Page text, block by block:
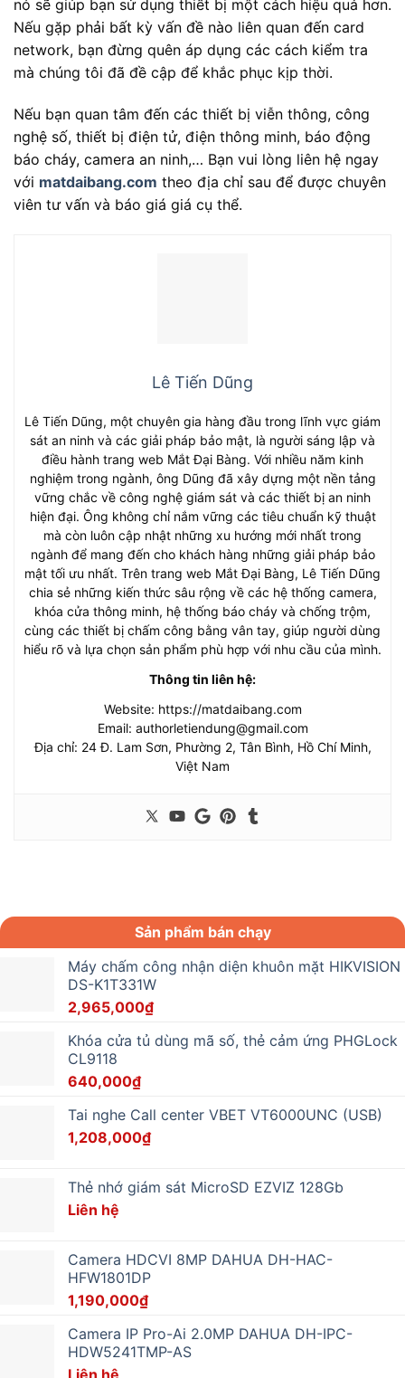
nó sẽ giúp bạn sử dụng thiết bị một cách hiệu quả hơn.
Nếu gặp phải bất kỳ vấn đề nào liên quan đến card
network, bạn đừng quên áp dụng các cách kiểm tra
mà chúng tôi đã đề cập để khắc phục kịp thời.
Nếu bạn quan tâm đến các thiết bị viễn thông, công
nghệ số, thiết bị điện tử, điện thông minh, báo động
báo cháy, camera an ninh,… Bạn vui lòng liên hệ ngay
với matdaibang.com theo địa chỉ sau để được chuyên
viên tư vấn và báo giá giá cụ thể.
Lê Tiến Dũng
Lê Tiến Dũng, một chuyên gia hàng đầu trong lĩnh vực giám
sát an ninh và các giải pháp bảo mật, là người sáng lập và
điều hành trang web Mắt Đại Bàng. Với nhiều năm kinh
nghiệm trong ngành, ông Dũng đã xây dựng một nền tảng
vững chắc về công nghệ giám sát và các thiết bị an ninh
hiện đại. Ông không chỉ nắm vững các tiêu chuẩn kỹ thuật
mà còn luôn cập nhật những xu hướng mới nhất trong
ngành để mang đến cho khách hàng những giải pháp bảo
mật tối ưu nhất. Trên trang web Mắt Đại Bàng, Lê Tiến Dũng
chia sẻ những kiến thức sâu rộng về các hệ thống camera,
khóa cửa thông minh, hệ thống báo cháy và chống trộm,
cùng các thiết bị chấm công bằng vân tay, giúp người dùng
hiểu rõ và lựa chọn sản phẩm phù hợp với nhu cầu của mình.
Thông tin liên hệ:
Website: https://matdaibang.com
Email: authorletiendung@gmail.com
Địa chỉ: 24 Đ. Lam Sơn, Phường 2, Tân Bình, Hồ Chí Minh,
Việt Nam
Sản phẩm bán chạy
Máy chấm công nhận diện khuôn mặt HIKVISION
DS-K1T331W
2,965,000₫
Khóa cửa tủ dùng mã số, thẻ cảm ứng PHGLock
CL9118
640,000₫
Tai nghe Call center VBET VT6000UNC (USB)
1,208,000₫
Thẻ nhớ giám sát MicroSD EZVIZ 128Gb
Liên hệ
Camera HDCVI 8MP DAHUA DH-HAC-
HFW1801DP
1,190,000₫
Camera IP Pro-Ai 2.0MP DAHUA DH-IPC-
HDW5241TMP-AS